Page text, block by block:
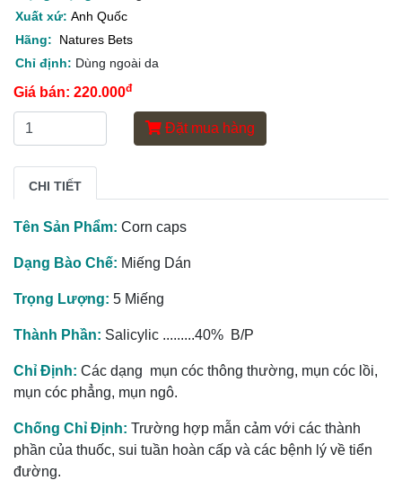
Xuất xứ: Anh Quốc
Hãng: Natures Bets
Chỉ định: Dùng ngoài da
Giá bán: 220.000đ
Đặt mua hàng
CHI TIẾT
Tên Sản Phẩm: Corn caps
Dạng Bào Chế: Miếng Dán
Trọng Lượng: 5 Miếng
Thành Phần: Salicylic .........40% B/P
Chỉ Định: Các dạng mụn cóc thông thường, mụn cóc lồi,
mụn cóc phẳng, mụn ngô.
Chống Chỉ Định: Trường hợp mẫn cảm với các thành
phần của thuốc, sui tuần hoàn cấp và các bệnh lý về tiển
đường.